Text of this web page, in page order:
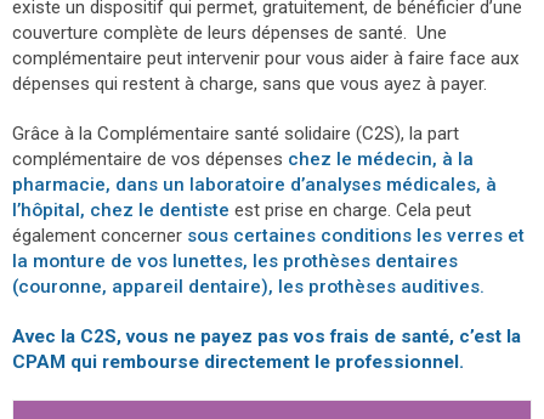
existe un dispositif qui permet, gratuitement, de bénéficier d’une
couverture complète de leurs dépenses de santé. Une
complémentaire peut intervenir pour vous aider à faire face aux
dépenses qui restent à charge, sans que vous ayez à payer.
Grâce à la Complémentaire santé solidaire (C2S), la part
complémentaire de vos dépenses chez le médecin, à la
pharmacie, dans un laboratoire d’analyses médicales, à
l’hôpital, chez le dentiste est prise en charge. Cela peut
également concerner sous certaines conditions les verres et
la monture de vos lunettes, les prothèses dentaires
(couronne, appareil dentaire), les prothèses auditives.
Avec la C2S, vous ne payez pas vos frais de santé, c’est la
CPAM qui rembourse directement le professionnel.